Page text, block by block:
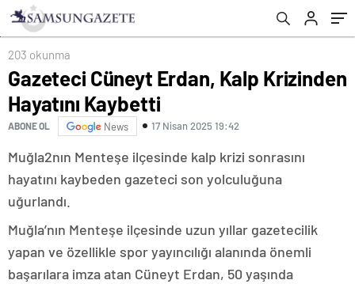
203 okunma
Gazeteci Cüneyt Erdan, Kalp Krizinden
Hayatını Kaybetti
ABONE OL News 17 Nisan 2025 19:42
Muğla2nın Menteşe ilçesinde kalp krizi sonrasını
hayatını kaybeden gazeteci son yolculuğuna
uğurlandı.
Muğla’nın Menteşe ilçesinde uzun yıllar gazetecilik
yapan ve özellikle spor yayıncılığı alanında önemli
başarılara imza atan Cüneyt Erdan, 50 yaşında